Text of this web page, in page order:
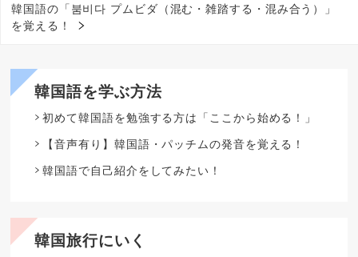
韓国語の「붐비다 プムビダ（混む・雑踏する・混み合う）」
を覚える！
韓国語を学ぶ方法
初めて韓国語を勉強する方は「ここから始める！」
【音声有り】韓国語・パッチムの発音を覚える！
韓国語で自己紹介をしてみたい！
韓国旅行にいく